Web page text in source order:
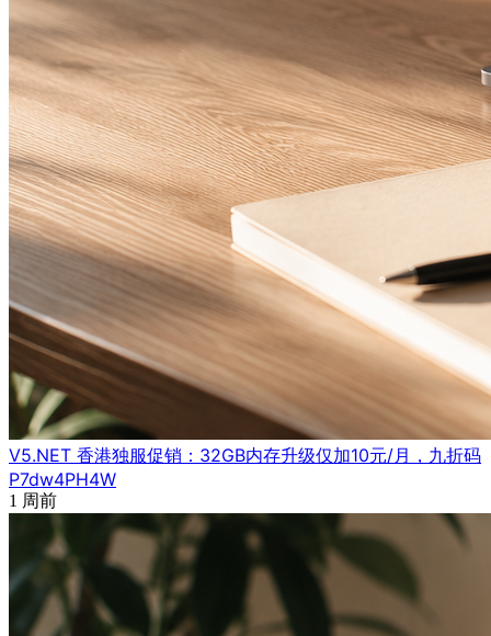
V5.NET 香港独服促销：32GB内存升级仅加10元/月，九折码
P7dw4PH4W
1 周前